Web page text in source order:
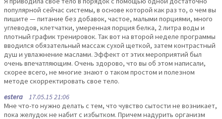
популярной сейчас системы, в основе которой как раз то, о чем вы
пишите — питание без добавок, частое, малыми порциями, много
углеводов, клетчатки, умеренная порция белка, 2 литра воды и
плотный график тренировок. Так вот на второй неделе программы
вводился обязательный массаж сухой щеткой, затем контрастный
душ и увлажнение маслами. Эффект от этих мероприятий был
очень впечатляющим. Очень здорово, что вы об этом написали,
скорее всего, не многие знают о таком простом и полезном
методе скорректировать свое тело.
estera 17.05.15 21:06
Мне что-то нужно делать с тем, что чувство сытости не возникает,
пока желудок не набит с избытком. Причем надурить организм